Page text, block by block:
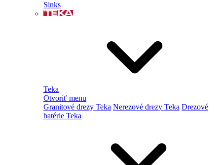
Sinks
Teka
Otvoriť menu
Granitové drezy Teka Nerezové drezy Teka Drezové
batérie Teka